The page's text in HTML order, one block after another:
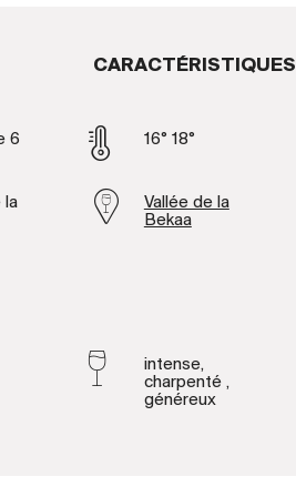
CARACTÉRISTIQUES
6 16° 18°
la
Vallée de la
Bekaa
intense,
charpenté ,
généreux